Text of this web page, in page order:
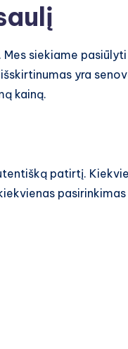
siekiame pasiūlyti
yra
kainą.
patirtį.
pasirinkimas